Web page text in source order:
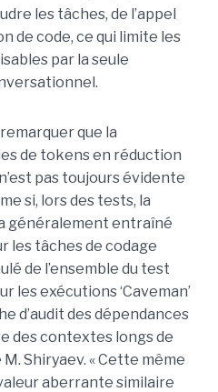
les tâches, de l’appel
de code, ce qui limite les
par la seule
que la
de tokens en réduction
pas toujours évidente
si, lors des tests, la
a généralement entraîné
les tâches de codage
de l’ensemble du test
les exécutions ‘Caveman’
d’audit des dépendances
des contextes longs de
M. Shiryaev. « Cette même
aberrante similaire